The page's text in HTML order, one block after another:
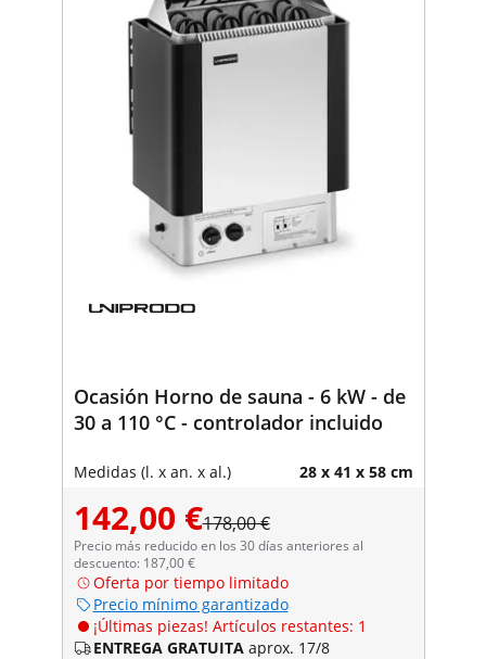
Ocasión Horno de sauna - 6 kW - de
30 a 110 °C - controlador incluido
Medidas (l. x an. x al.) 28 x 41 x 58 cm
142,00 €178,00 €
Precio más reducido en los 30 días anteriores al
descuento: 187,00 €
Oferta por tiempo limitado
Precio mínimo garantizado
¡Últimas piezas! Artículos restantes: 1
ENTREGA GRATUITA aprox. 17/8